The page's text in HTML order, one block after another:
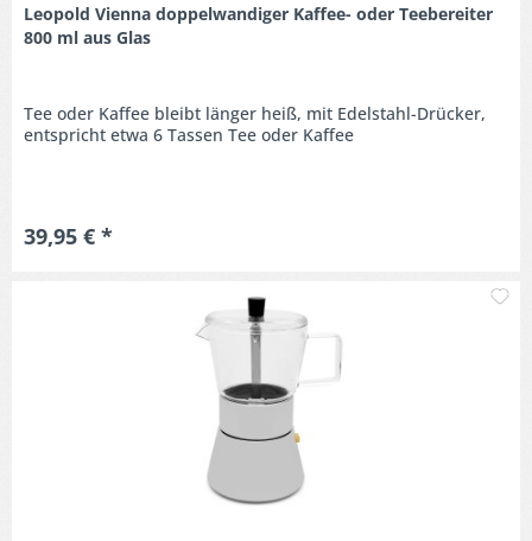
Leopold Vienna doppelwandiger Kaffee- oder Teebereiter
800 ml aus Glas
Tee oder Kaffee bleibt länger heiß, mit Edelstahl-Drücker,
entspricht etwa 6 Tassen Tee oder Kaffee
39,95 € *